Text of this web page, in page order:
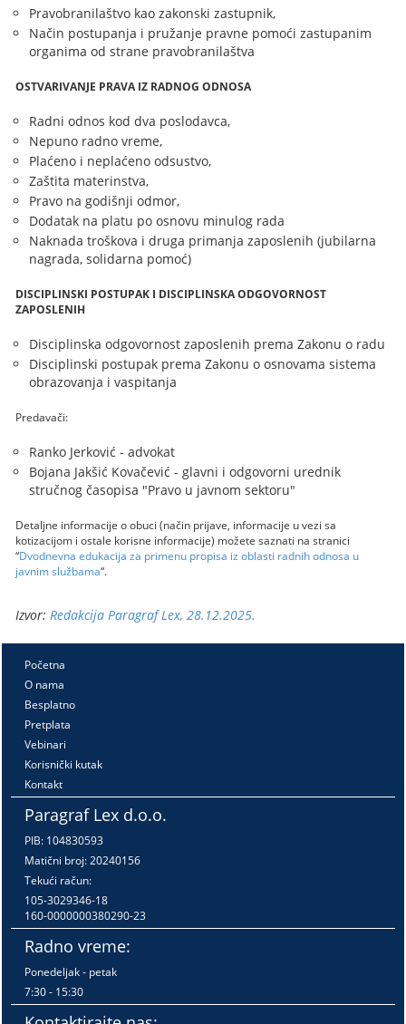
Pravobranilaštvo kao zakonski zastupnik,
Način postupanja i pružanje pravne pomoći zastupanim
organima od strane pravobranilaštva
OSTVARIVANJE PRAVA IZ RADNOG ODNOSA
Radni odnos kod dva poslodavca,
Nepuno radno vreme,
Plaćeno i neplaćeno odsustvo,
Zaštita materinstva,
Pravo na godišnji odmor,
Dodatak na platu po osnovu minulog rada
Naknada troškova i druga primanja zaposlenih (jubilarna
nagrada, solidarna pomoć)
DISCIPLINSKI POSTUPAK I DISCIPLINSKA ODGOVORNOST
ZAPOSLENIH
Disciplinska odgovornost zaposlenih prema Zakonu o radu
Disciplinski postupak prema Zakonu o osnovama sistema
obrazovanja i vaspitanja
Predavači:
Ranko Jerković - advokat
Bojana Jakšić Kovačević - glavni i odgovorni urednik
stručnog časopisa "Pravo u javnom sektoru"
Detaljne informacije o obuci (način prijave, informacije u vezi sa
kotizacijom i ostale korisne informacije) možete saznati na stranici
“Dvodnevna edukacija za primenu propisa iz oblasti radnih odnosa u
javnim službama“.
Izvor:Redakcija Paragraf Lex, 28.12.2025.
Početna
O nama
Besplatno
Pretplata
Vebinari
Korisnički kutak
Kontakt
Paragraf Lex d.o.o.
PIB: 104830593
Matični broj: 20240156
Tekući račun:
105-3029346-18
160-0000000380290-23
Radno vreme:
Ponedeljak - petak
7:30 - 15:30